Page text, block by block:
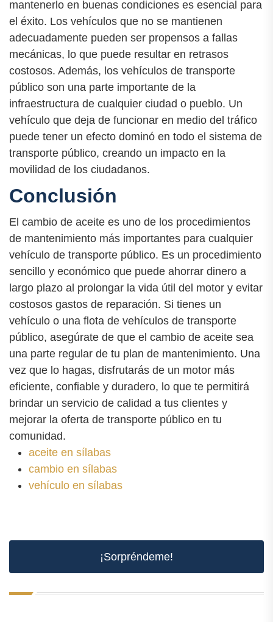
mantenerlo en buenas condiciones es esencial para
el éxito. Los vehículos que no se mantienen
adecuadamente pueden ser propensos a fallas
mecánicas, lo que puede resultar en retrasos
costosos. Además, los vehículos de transporte
público son una parte importante de la
infraestructura de cualquier ciudad o pueblo. Un
vehículo que deja de funcionar en medio del tráfico
puede tener un efecto dominó en todo el sistema de
transporte público, creando un impacto en la
movilidad de los ciudadanos.
Conclusión
El cambio de aceite es uno de los procedimientos
de mantenimiento más importantes para cualquier
vehículo de transporte público. Es un procedimiento
sencillo y económico que puede ahorrar dinero a
largo plazo al prolongar la vida útil del motor y evitar
costosos gastos de reparación. Si tienes un
vehículo o una flota de vehículos de transporte
público, asegúrate de que el cambio de aceite sea
una parte regular de tu plan de mantenimiento. Una
vez que lo hagas, disfrutarás de un motor más
eficiente, confiable y duradero, lo que te permitirá
brindar un servicio de calidad a tus clientes y
mejorar la oferta de transporte público en tu
comunidad.
aceite en sílabas
cambio en sílabas
vehículo en sílabas
¡Sorpréndeme!